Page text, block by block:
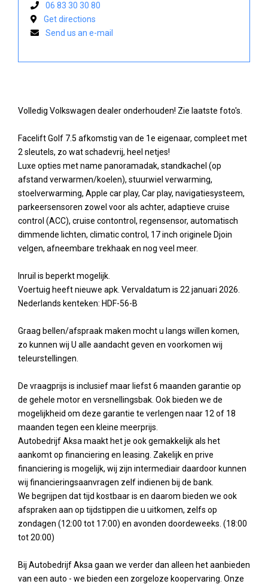
Volledig Volkswagen dealer onderhouden! Zie laatste foto's.
Facelift Golf 7.5 afkomstig van de 1e eigenaar, compleet met
2 sleutels, zo wat schadevrij, heel netjes!
Luxe opties met name panoramadak, standkachel (op
afstand verwarmen/koelen), stuurwiel verwarming,
stoelverwarming, Apple car play, Car play, navigatiesysteem,
parkeersensoren zowel voor als achter, adaptieve cruise
control (ACC), cruise contontrol, regensensor, automatisch
dimmende lichten, climatic control, 17 inch originele Djoin
velgen, afneembare trekhaak en nog veel meer.
Inruil is beperkt mogelijk.
Voertuig heeft nieuwe apk. Vervaldatum is 22 januari 2026.
Nederlands kenteken: HDF-56-B
Graag bellen/afspraak maken mocht u langs willen komen,
zo kunnen wij U alle aandacht geven en voorkomen wij
teleurstellingen.
De vraagprijs is inclusief maar liefst 6 maanden garantie op
de gehele motor en versnellingsbak. Ook bieden we de
mogelijkheid om deze garantie te verlengen naar 12 of 18
maanden tegen een kleine meerprijs.
Autobedrijf Aksa maakt het je ook gemakkelijk als het
aankomt op financiering en leasing. Zakelijk en prive
financiering is mogelijk, wij zijn intermediair daardoor kunnen
wij financieringsaanvragen zelf indienen bij de bank.
We begrijpen dat tijd kostbaar is en daarom bieden we ook
afspraken aan op tijdstippen die u uitkomen, zelfs op
zondagen (12:00 tot 17:00) en avonden doordeweeks. (18:00
tot 20:00)
Bij Autobedrijf Aksa gaan we verder dan alleen het aanbieden
van een auto - we bieden een zorgeloze koopervaring. Onze
06 83 30 30 80
Get directions
Send us an e-mail